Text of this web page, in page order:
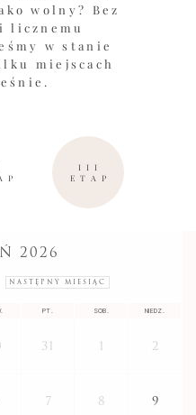
wolny? Bez
licznemu
w stanie
miejscach
III
ETAP
2026
NASTĘPNY MIESIĄC
PT. SOB. NIEDZ.
31 2
7 8 9